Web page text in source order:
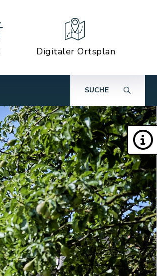
Digitaler Ortsplan
SUCHE